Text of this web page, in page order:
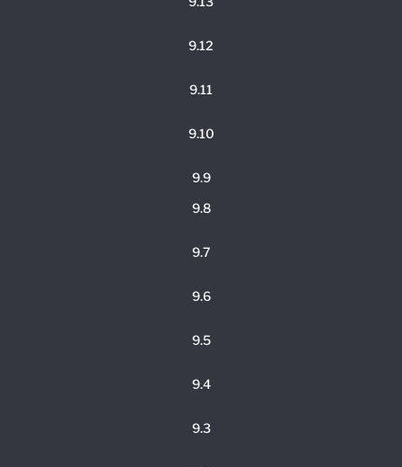
9.12
9.11
9.10
9.9
9.8
9.7
9.6
9.5
9.4
9.3